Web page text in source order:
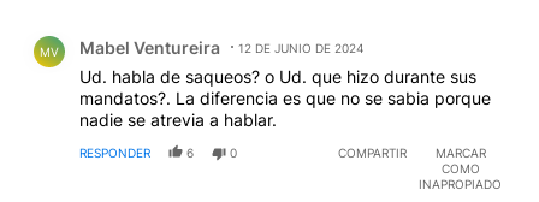
MV Mabel Ventureira 12 DE JUNIO DE 2024
Ud. habla de saqueos? o Ud. que hizo durante sus
mandatos?. La diferencia es que no se sabia porque
nadie se atrevia a hablar.
RESPONDER 6 0 COMPARTIR
MARCAR
COMO
INAPROPIADO